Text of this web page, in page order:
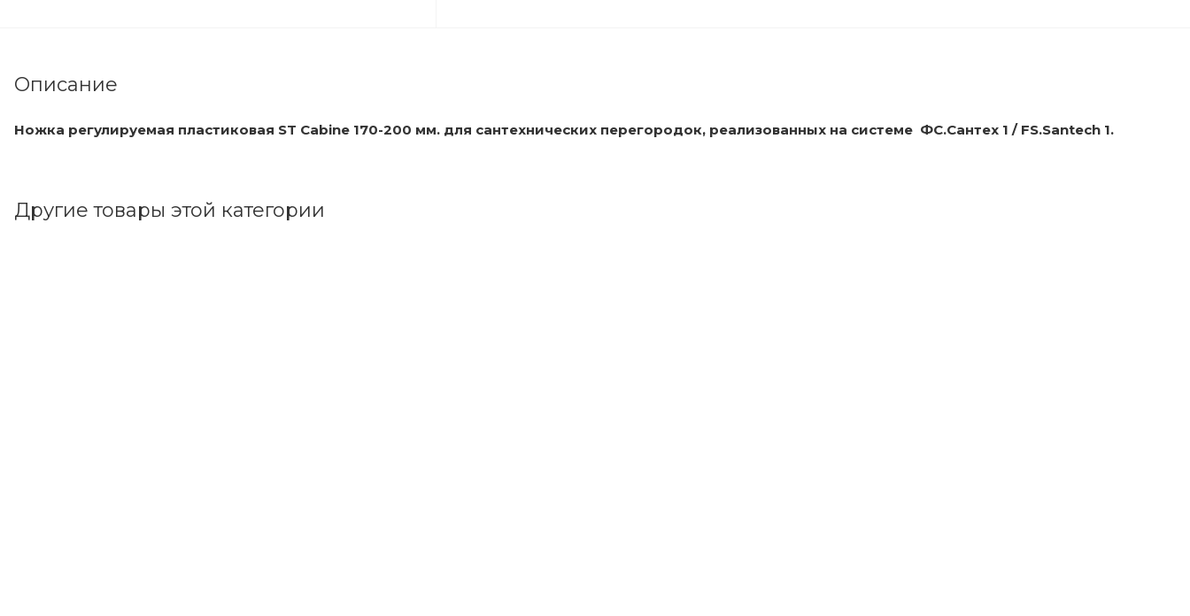
Описание
Ножка регулируемая пластиковая ST Cabine 170-200 мм. для сантехнических перегородок, реализованных на системе ФС.Сантех 1 / FS.Santech 1.
Другие товары этой категории